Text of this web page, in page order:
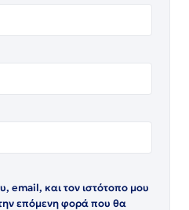
email, και τον ιστότοπο μου
επόμενη φορά που θα